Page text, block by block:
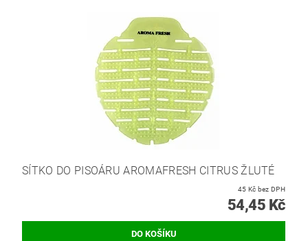
SÍTKO DO PISOÁRU AROMAFRESH CITRUS ŽLUTÉ
45 Kč bez DPH
54,45 Kč